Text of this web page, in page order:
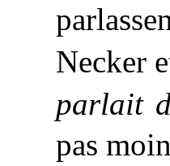
Necker
parlait
pas